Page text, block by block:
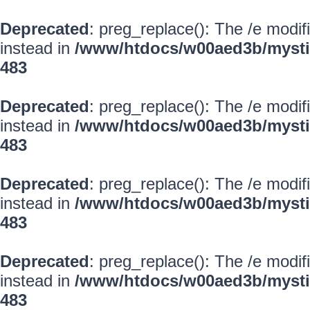
Deprecated: preg_replace(): The /e
instead in /www/htdocs/w00aed3b/
483
Deprecated: preg_replace(): The /e
instead in /www/htdocs/w00aed3b/
483
Deprecated: preg_replace(): The /e
instead in /www/htdocs/w00aed3b/
483
Deprecated: preg_replace(): The /e
instead in /www/htdocs/w00aed3b/
483